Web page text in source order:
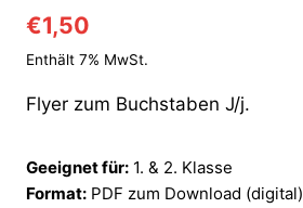
€1,50
Enthält 7% MwSt.
Flyer zum Buchstaben J/j.
Geeignet für: 1. & 2. Klasse
Format: PDF zum Download (digital)